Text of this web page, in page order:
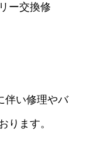
ー交換修
伴い修理やバ
ります。